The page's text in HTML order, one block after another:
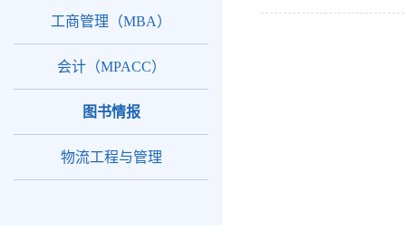
工商管理（MBA）
会计（MPACC）
图书情报
物流工程与管理